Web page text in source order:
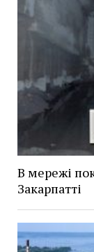
В мережі
Закарпатті